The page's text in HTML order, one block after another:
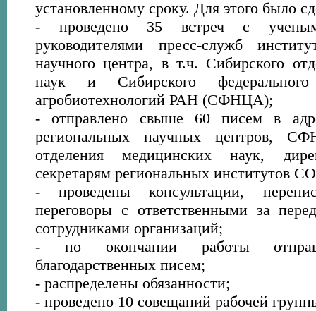
установленному сроку. Для этого было
- проведено 35 встреч с
руководителями пресс-служб
научного центра, в т.ч. Сибирского
наук и Сибирского
агробиотехнологий РАН (СФНЦА);
- отправлено свыше 60 писем в
региональных научных центров,
отделения медицинских наук,
секретарям региональных институтов
- проведены консультации,
переговоры с ответственными за
сотрудниками организаций;
- по окончании работы
благодарственных писем;
- распределены обязанности;
- проведено 10 совещаний рабочей